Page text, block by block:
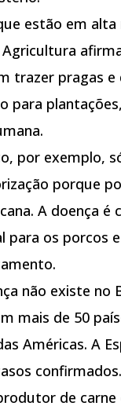
estão em alta
trazer pragas e
para
por exemplo,
porque
A doença é
para os porcos
não existe no
mais de 50
Américas. A
de carne